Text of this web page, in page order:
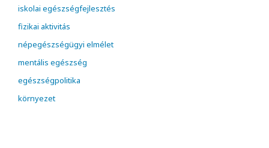
iskolai egészségfejlesztés
fizikai aktivitás
népegészségügyi elmélet
mentális egészség
egészségpolitika
környezet